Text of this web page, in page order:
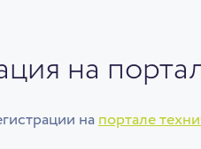
на
на портале